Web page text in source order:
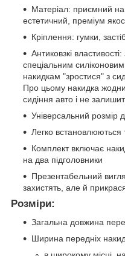
Матеріал: приємний на
естетичний, преміум
Кріплення: гумки,
Антиковзкі
спеціальним
накидкам "зростися" з
Про цьому накидка
сидіння авто і не
Універсальний розмір
Легко встановлюються
Комплект включає
на два підголовники
Презентабельний
захистять, але й
Розміри:
Загальна довжина
Ширина передніх